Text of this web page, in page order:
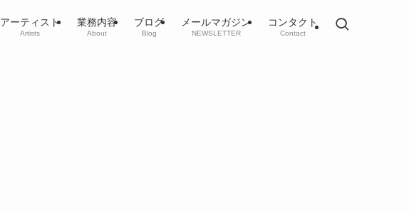
アーティスト
Artists
業務内容
About
ブログ
Blog
メールマガジン
NEWSLETTER
コンタクト
Contact